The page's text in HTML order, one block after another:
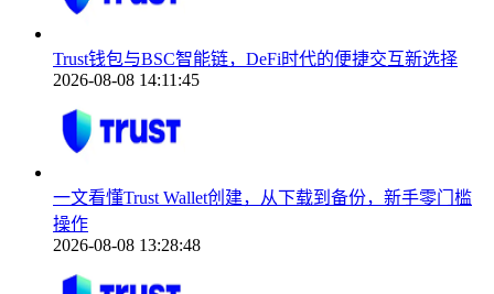
Trust钱包与BSC智能链，DeFi时代的便捷交互新选择
2026-08-08 14:11:45
一文看懂Trust Wallet创建，从下载到备份，新手零门槛
操作
2026-08-08 13:28:48